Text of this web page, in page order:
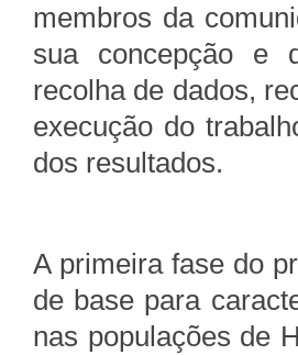
membros da
sua concepção e
recolha de dados,
execução do
dos resultados.
A primeira fase do
de base para
nas populações de